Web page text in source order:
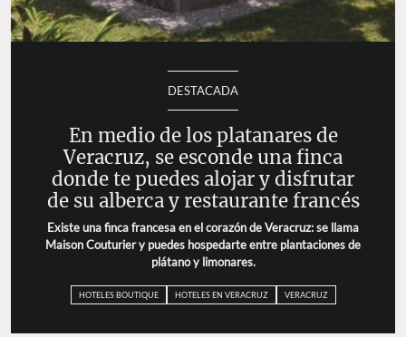
DESTACADA
En medio de los platanares de
Veracruz, se esconde una finca
donde te puedes alojar y disfrutar
de su alberca y restaurante francés
Existe una finca francesa en el corazón de Veracruz: se llama
Maison Couturier y puedes hospedarte entre plantaciones de
plátano y limonares.
HOTELES BOUTIQUE HOTELES EN VERACRUZ VERACRUZ